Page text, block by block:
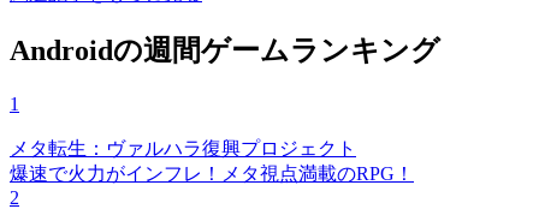
Androidの週間ゲームランキング
1
メタ転生：ヴァルハラ復興プロジェクト
爆速で火力がインフレ！メタ視点満載のRPG！
2